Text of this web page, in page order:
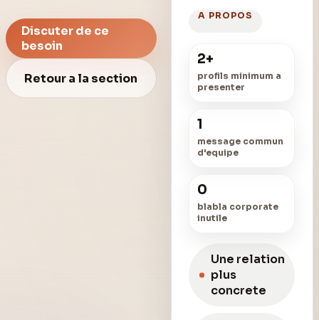
Discuter de ce
besoin
Retour a la section
A PROPOS
2+
profils minimum a
presenter
1
message commun
d'equipe
0
blabla corporate
inutile
Une relation
plus
concrete